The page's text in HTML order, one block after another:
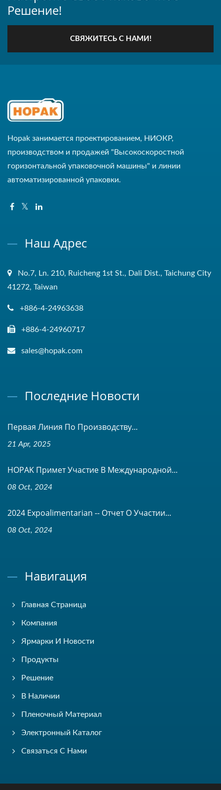
Решение!
СВЯЖИТЕСЬ С НАМИ!
Hopak занимается проектированием, НИОКР,
производством и продажей "Высокоскоростной
горизонтальной упаковочной машины" и линии
автоматизированной упаковки.
Наш Адрес
No.7, Ln. 210, Ruicheng 1st St., Dali Dist., Taichung City
41272, Taiwan
+886-4-24963638
+886-4-24960717
sales@hopak.com
Последние Новости
Первая Линия По Производству...
21 Apr, 2025
HOPAK Примет Участие В Международной...
08 Oct, 2024
2024 Expoalimentarian -- Отчет О Участии...
08 Oct, 2024
Навигация
Главная Страница
Компания
Ярмарки И Новости
Продукты
Решение
В Наличии
Пленочный Материал
Электронный Каталог
Связаться С Нами